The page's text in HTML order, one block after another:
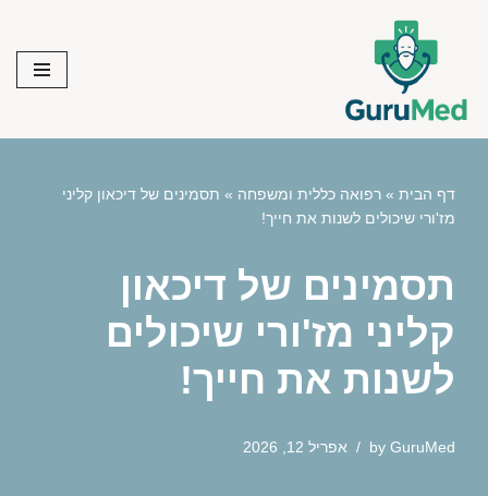
content
דף הבית » רפואה כללית ומשפחה » תסמינים של דיכאון קליני
מז'ורי שיכולים לשנות את חייך!
תסמינים של דיכאון
קליני מז'ורי שיכולים
לשנות את חייך!
by GuruMed אפריל 12, 2026